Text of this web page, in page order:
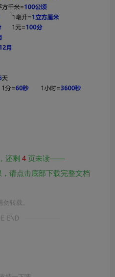
还剩 4页未读——
请点击底部下载完整文档
转载。
END